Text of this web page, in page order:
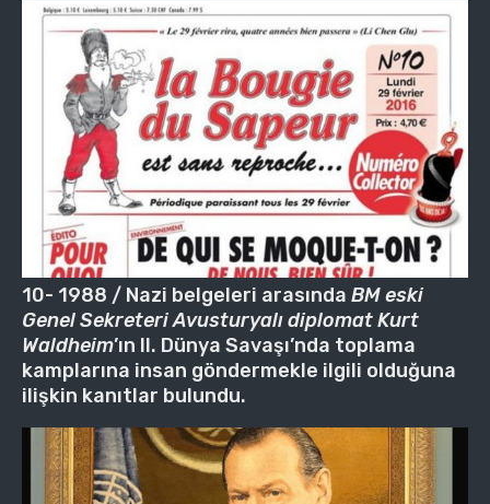
10- 1988 / Nazi belgeleri arasında BM eski
Genel Sekreteri Avusturyalı diplomat Kurt
Waldheim’ın II. Dünya Savaşı’nda toplama
kamplarına insan göndermekle ilgili olduğuna
ilişkin kanıtlar bulundu.